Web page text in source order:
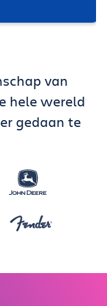
van
hele wereld
gedaan te